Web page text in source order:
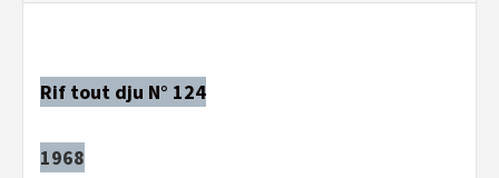
Rif tout dju N° 124
1968